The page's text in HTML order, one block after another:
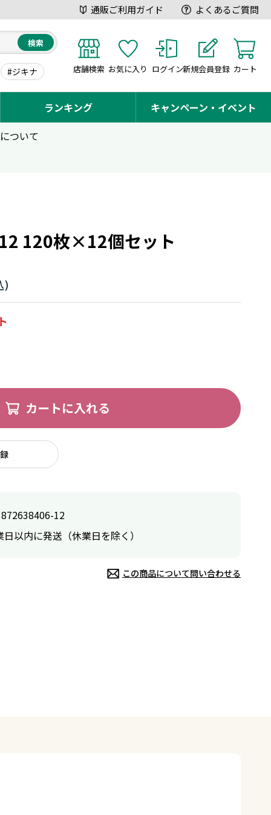
通販ご利用ガイド よくあるご質問
検索
#ジキナ 店舗検索 お気に入り ログイン新規会員登録 カート
ランキング
キャンペーン・イベント
ついて
120枚×12個セット
カートに入れる
12
日以内に発送（休業日を除く）
この商品について問い合わせる